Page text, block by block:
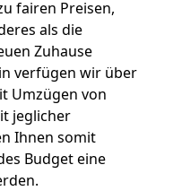
fairen Preisen,
als die
Zuhause
verfügen wir über
Umzügen von
jeglicher
Ihnen somit
Budget eine